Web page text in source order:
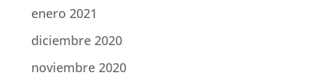
enero 2021
diciembre 2020
noviembre 2020